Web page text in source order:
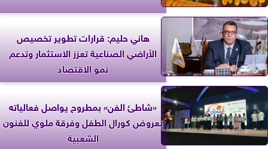
هاني حليم: قرارات تطوير تخصيص
الأراضي الصناعية تعزز الاستثمار وتدعم
نمو الاقتصاد
«شاطئ الفن» بمطروح يواصل فعالياته
بعروض كورال الطفل وفرقة ملوي للفنون
الشعبية